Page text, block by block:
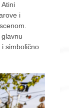
i
simbolično